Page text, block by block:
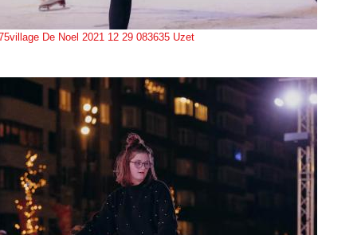
De Noel 2021 12 29 083635 Uzet